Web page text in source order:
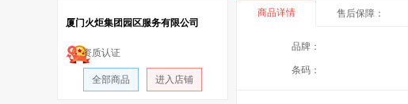
厦门火炬集团园区服务有限公司
资质认证
全部商品 进入店铺
商品详情 售后保障：
品牌：
条码：